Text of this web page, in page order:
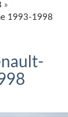
»
1993-1998